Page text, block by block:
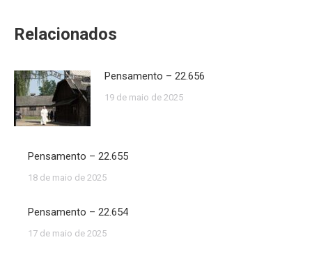
Relacionados
Pensamento – 22.656
19 de maio de 2025
Pensamento – 22.655
18 de maio de 2025
Pensamento – 22.654
17 de maio de 2025